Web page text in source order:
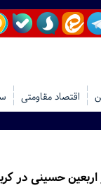
اقتصاد مقاومتی
اربعین حسینی در